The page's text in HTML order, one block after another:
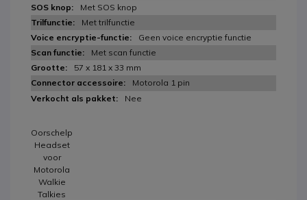
Met SOS knop
Met trilfunctie
Geen voice encryptie functie
Met scan functie
57 x 181 x 33 mm
Motorola 1 pin
Nee
Oorschelp
Headset
voor
Motorola
Walkie
Talkies